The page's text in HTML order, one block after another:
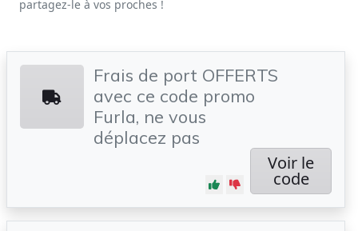
partagez-le à vos proches !
Frais de port OFFERTS
avec ce code promo
Furla, ne vous
déplacez pas
Voir le
code